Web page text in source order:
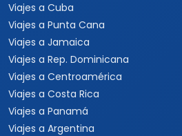
Viajes a Cuba
Viajes a Punta Cana
Viajes a Jamaica
Viajes a Rep. Dominicana
Viajes a Centroamérica
Viajes a Costa Rica
Viajes a Panamá
Viajes a Argentina